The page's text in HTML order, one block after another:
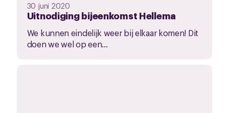
30 juni 2020
Uitnodiging bijeenkomst Hellema
We kunnen eindelijk weer bij elkaar komen! Dit
doen we wel op een...